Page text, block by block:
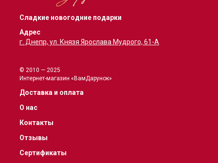
Сладкие новогодние подарки
Адрес
г. Днепр, ул. Князя Ярослава Мудрого, 61-А
© 2010 — 2025
Интернет-магазин «ВамДарунок»
Доставка и оплата
О нас
Контакты
Отзывы
Сертификаты